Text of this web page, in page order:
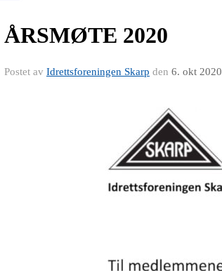
ÅRSMØTE 2020
Postet av Idrettsforeningen Skarp den 6. okt 2020